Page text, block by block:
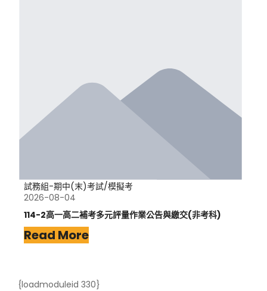
試務組-期中(末)考試/模擬考
2026-08-04
114-2高一高二補考多元評量作業公告與繳交(非考科)
Read More
{loadmoduleid 330}